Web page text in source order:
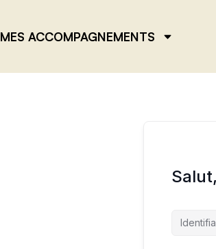
MES ACCOMPAGNEMENTS